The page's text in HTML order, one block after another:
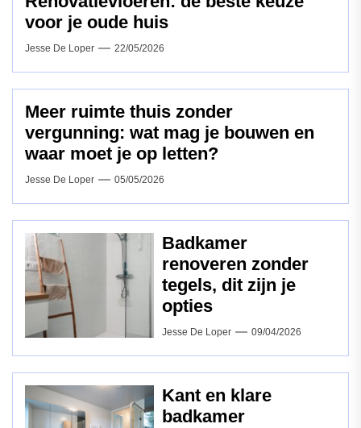
voor je oude huis
Jesse De Loper 22/05/2026
Meer ruimte thuis zonder
vergunning: wat mag je bouwen en
waar moet je op letten?
Jesse De Loper 05/05/2026
Badkamer
renoveren zonder
tegels, dit zijn je
opties
Jesse De Loper 09/04/2026
Kant en klare
badkamer